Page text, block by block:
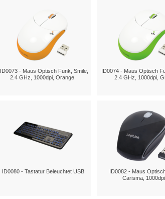
ID0073 - Maus Optisch Funk, Smile,
2.4 GHz, 1000dpi, Orange
ID0074 - Maus Optisch
2.4 GHz, 1000dpi,
ID0080 - Tastatur Beleuchtet USB
ID0082 - Maus
Carisma, 1000dpi